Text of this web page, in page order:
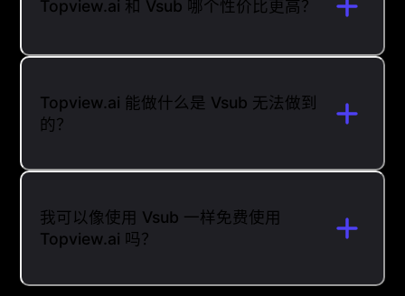
Topview.ai 和 Vsub 哪个性价比更高？
Topview.ai 能做什么是 Vsub 无法做到
的？
我可以像使用 Vsub 一样免费使用
Topview.ai 吗？